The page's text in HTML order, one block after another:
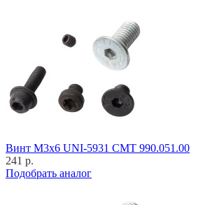
Винт M3x6 UNI-5931 CMT 990.051.00
241 р.
Подобрать аналог